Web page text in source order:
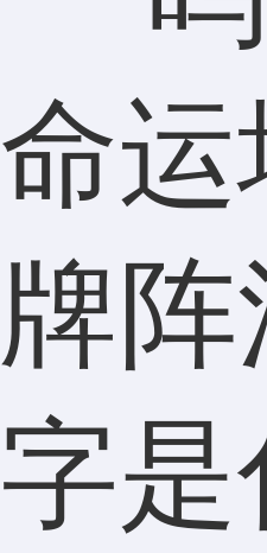
命运
牌
字是